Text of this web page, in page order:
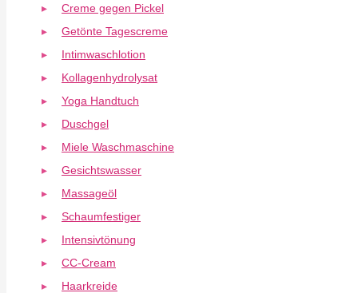
Creme gegen Pickel
Getönte Tagescreme
Intimwaschlotion
Kollagenhydrolysat
Yoga Handtuch
Duschgel
Miele Waschmaschine
Gesichtswasser
Massageöl
Schaumfestiger
Intensivtönung
CC-Cream
Haarkreide